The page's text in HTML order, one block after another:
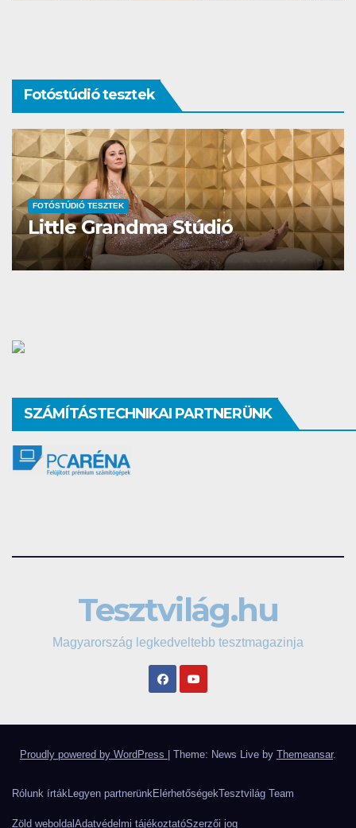
Fotóstúdió tesztek
FOTÓSTÚDIÓ TESZTEK
Studio Different
SZÁMÍTÁSTECHNIKAI PARTNERÜNK
Tesztvilág.hu
Magyarország legkedveltebb tesztmagazinja
Proudly powered by WordPress Theme: News Live by Themeansar.
Rólunk írtákLegyen partnerünkElérhetőségekTesztvilág Team
Zöld weboldalAdatvédelmi tájékoztatóSzerzői jog